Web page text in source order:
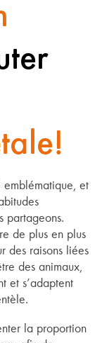
emblématique, et
partageons.
de plus en plus
des raisons liées
des animaux,
et s’adaptent
la proportion